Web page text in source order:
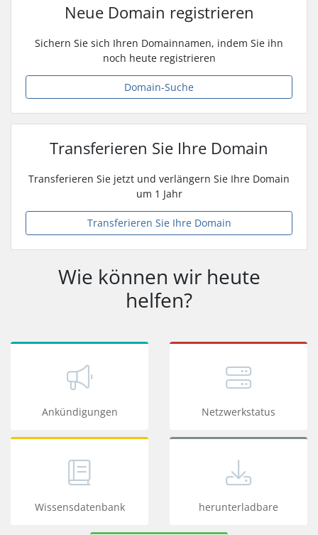
Neue Domain registrieren
Sichern Sie sich Ihren Domainnamen, indem Sie ihn
noch heute registrieren
Domain-Suche
Transferieren Sie Ihre Domain
Transferieren Sie jetzt und verlängern Sie Ihre Domain
um 1 Jahr
Transferieren Sie Ihre Domain
Wie können wir heute
helfen?
Ankündigungen Netzwerkstatus
Wissensdatenbank herunterladbare